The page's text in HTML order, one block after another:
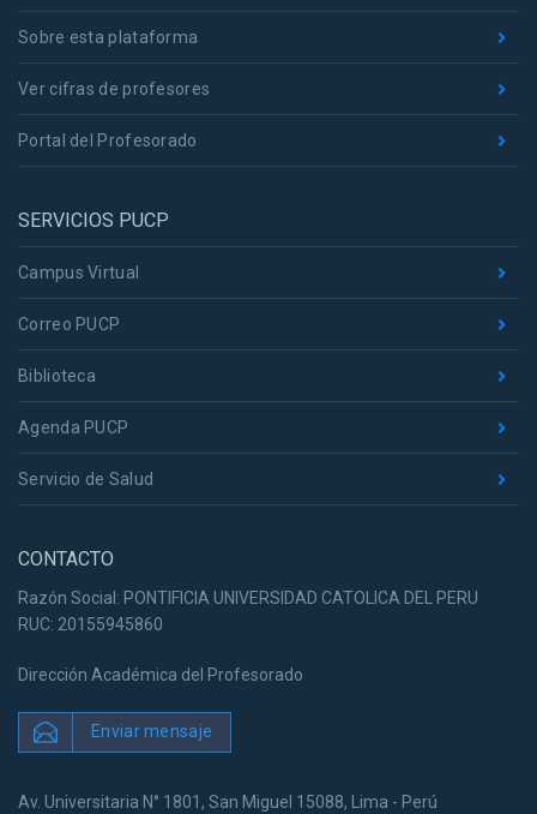
Sobre esta plataforma
Ver cifras de profesores
Portal del Profesorado
SERVICIOS PUCP
Campus Virtual
Correo PUCP
Biblioteca
Agenda PUCP
Servicio de Salud
CONTACTO
Razón Social: PONTIFICIA UNIVERSIDAD CATOLICA DEL PERU
RUC: 20155945860
Dirección Académica del Profesorado
Enviar mensaje
Av. Universitaria N° 1801, San Miguel 15088, Lima - Perú